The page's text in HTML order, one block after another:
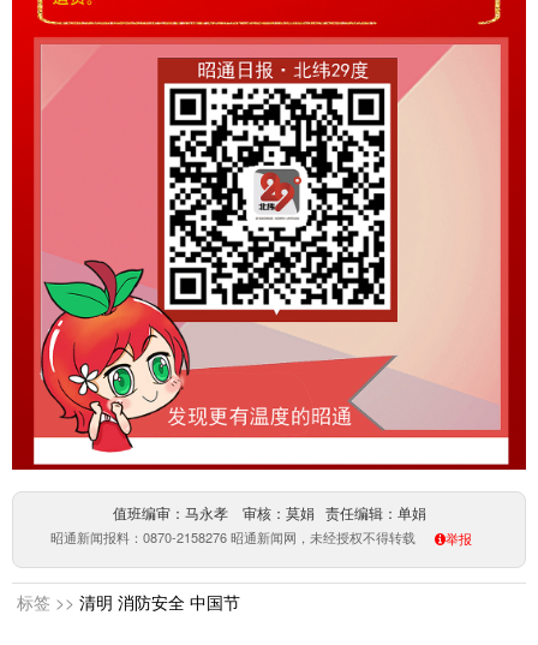
值班编审：马永孝 审核：莫娟 责任编辑：单娟
昭通新闻报料：0870-2158276 昭通新闻网，未经授权不得转载 举报
标签 >> 清明 消防安全 中国节